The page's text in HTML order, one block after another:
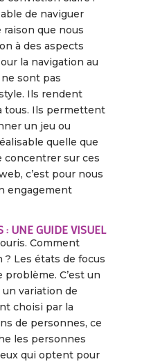
de naviguer
raison que nous
à des aspects
la navigation au
sont pas
Ils rendent
tous. Ils permettent
un jeu ou
quelle que
concentrer sur ces
c’est pour nous
engagement
: UNE GUIDE VISUEL
Comment
? Les états de focus
C’est un
variation de
choisi par la
de personnes, ce
les personnes
qui optent pour